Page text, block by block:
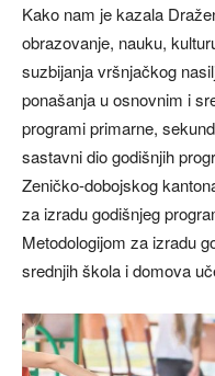
Kako nam je kazala
obrazovanje, nauku,
suzbijanja vršnjačkog
ponašanja u osnovnim i
programi primarne,
sastavni dio godišnjih
Zeničko-dobojskog
za izradu godišnjeg
Metodologijom za izradu
srednjih škola i domova